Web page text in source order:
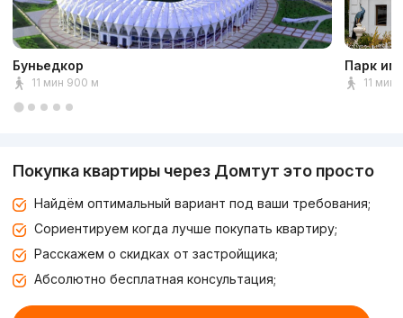
Буньедкор
11 мин 900 м
Парк
11 мин
Покупка квартиры через Домтут это просто
Найдём оптимальный вариант под ваши требования;
Сориентируем когда лучше покупать квартиру;
Расскажем о скидках от застройщика;
Абсолютно бесплатная консультация;